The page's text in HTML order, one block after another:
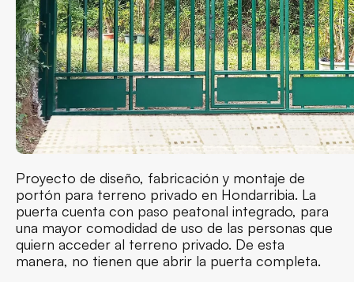
Proyecto de diseño, fabricación y montaje de
portón para terreno privado en Hondarribia. La
puerta cuenta con paso peatonal integrado, para
una mayor comodidad de uso de las personas que
quiern acceder al terreno privado. De esta
manera, no tienen que abrir la puerta completa.